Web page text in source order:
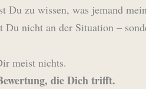
Du zu wissen, was jemand
nicht an der Situation –
meist nichts.
die Dich trifft.